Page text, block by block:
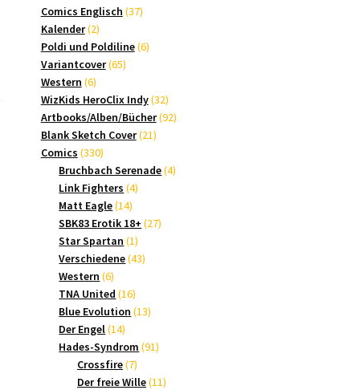
Comics Englisch 3737
Kalender 22
Produkte
Poldi und Poldiline 66
Variantcover 6565
Western 66
Produkte
WizKids HeroClix Indy 3232
Produkte
Artbooks/Alben/Bücher 9292
Blank Sketch Cover 2121
Comics 330330
Produkte
Bruchbach Serenade 44
Link Fighters 44
Matt Eagle 1414
Produkte
SBK83 Erotik 18+ 2727
Star Spartan 11
Produkt
Verschiedene 4343
Western 66
Produkte
TNA United 1616
Produkte
Blue Evolution 1313
Der Engel 1414
Produkte
Hades-Syndrom 9191
Crossfire 77
Produkte
Der freie Wille 1111